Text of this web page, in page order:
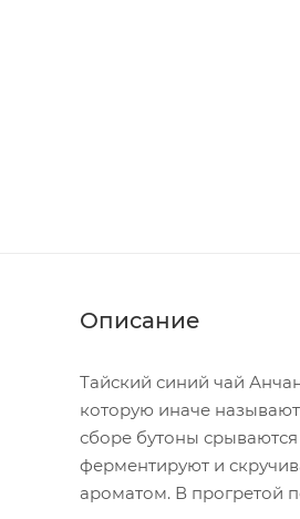
Описание
Тайский синий чай
которую иначе
сборе бутоны
ферментируют и
ароматом. В прогретой